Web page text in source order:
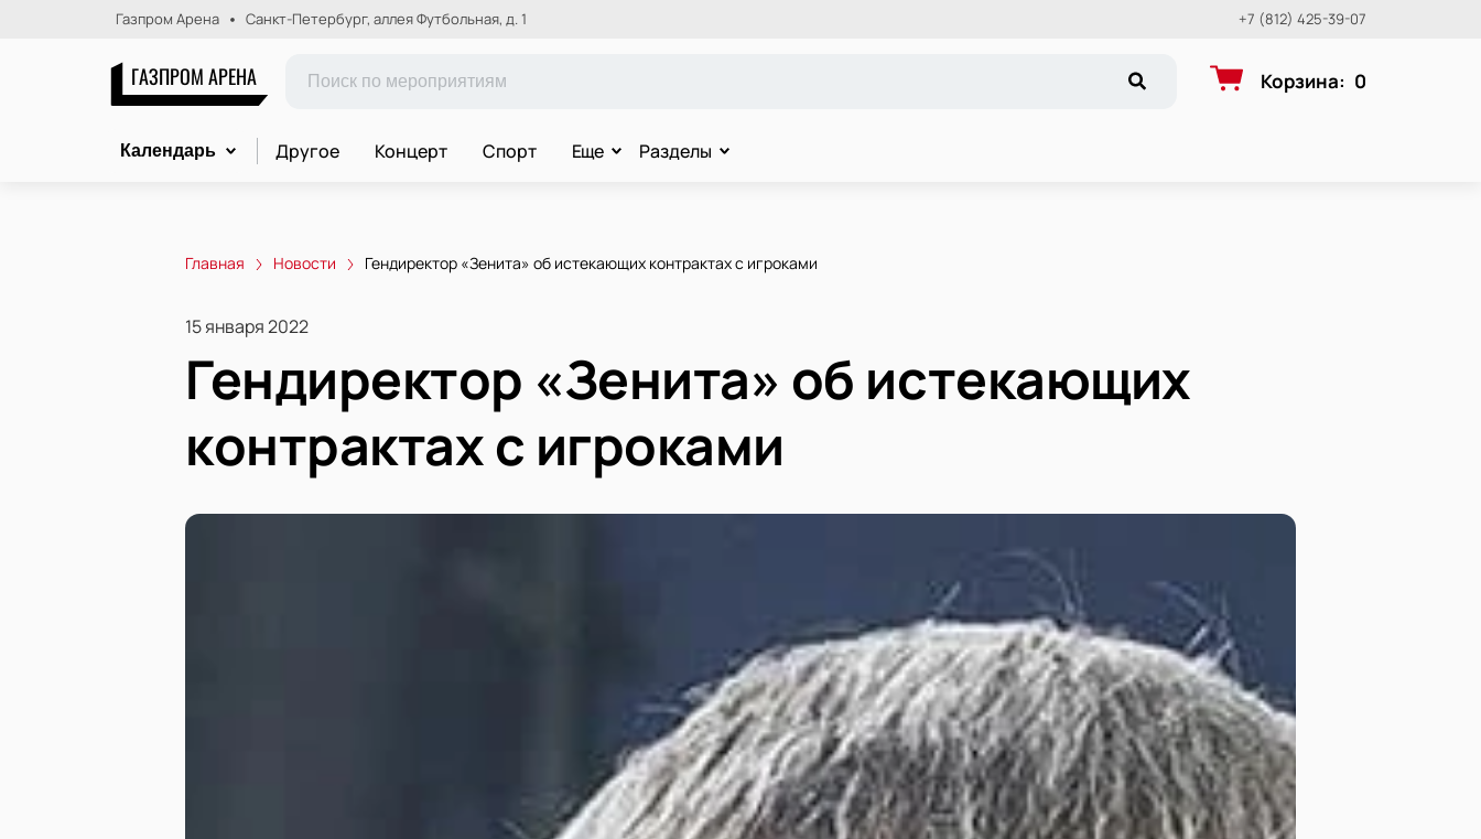
Газпром Арена Санкт-Петербург, аллея Футбольная, д. 1 +7 (812) 425-39-07
ГАЗПРОМ АРЕНА Корзина: 0
Календарь Другое Концерт Спорт Еще Разделы
Главная Новости Гендиректор «Зенита» об истекающих контрактах с игроками
15 января 2022
Гендиректор «Зенита» об истекающих
контрактах с игроками